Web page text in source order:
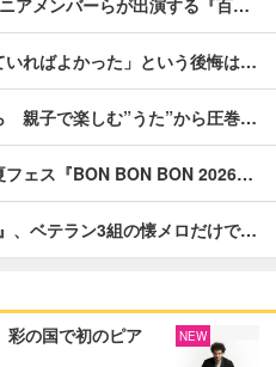
ればよかった」という後悔は…
親子で楽しむ”うた”から圧巻…
フェス『BON BON BON 2026…
、ベテラン3組の懐メロだけで…
の国で初のピア
NEW